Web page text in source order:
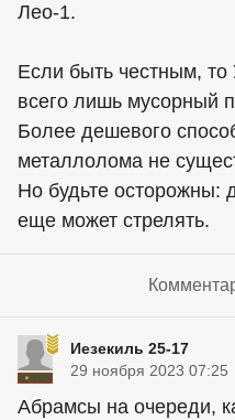
Лео-1.
Если быть честным,
всего лишь мусорный
Более дешевого
металлолома не
Но будьте осторожны:
еще может стрелять.
Иезекиль 25-17
29 ноября 2023 07:25
Абрамсы на очереди,